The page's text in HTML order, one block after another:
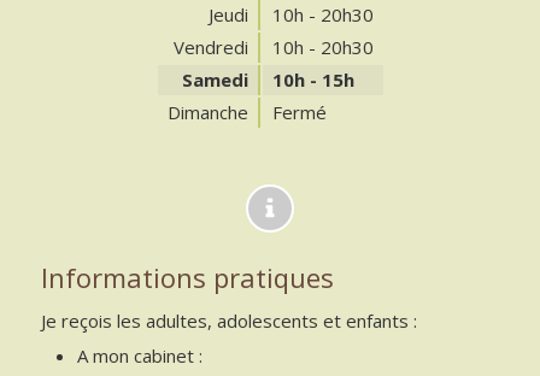
Jeudi
10h - 20h30
Vendredi
10h - 20h30
Samedi
10h - 15h
Dimanche
Fermé
Informations pratiques
Je reçois les adultes, adolescents et enfants :
A mon cabinet :